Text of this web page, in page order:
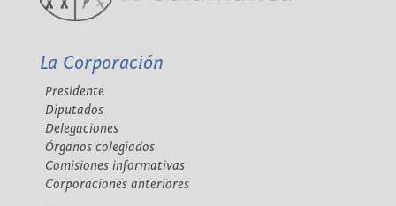
La Corporación
Presidente
Diputados
Delegaciones
Órganos colegiados
Comisiones informativas
Corporaciones anteriores